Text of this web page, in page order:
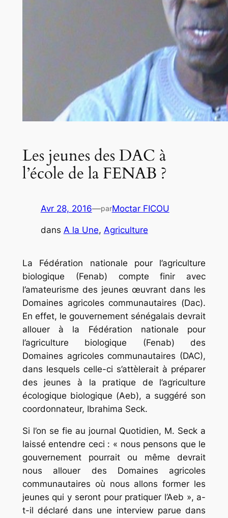
Les jeunes des DAC à
l’école de la FENAB ?
Avr 28, 2016—parMoctar FICOU
dans A la Une, Agriculture
La Fédération nationale pour l’agriculture
biologique (Fenab) compte finir avec
l’amateurisme des jeunes œuvrant dans les
Domaines agricoles communautaires (Dac).
En effet, le gouvernement sénégalais devrait
allouer à la Fédération nationale pour
l’agriculture biologique (Fenab) des
Domaines agricoles communautaires (DAC),
dans lesquels celle-ci s’attèlerait à préparer
des jeunes à la pratique de l’agriculture
écologique biologique (Aeb), a suggéré son
coordonnateur, Ibrahima Seck.
Si l’on se fie au journal Quotidien, M. Seck a
laissé entendre ceci : « nous pensons que le
gouvernement pourrait ou même devrait
nous allouer des Domaines agricoles
communautaires où nous allons former les
jeunes qui y seront pour pratiquer l’Aeb », a-
t-il déclaré dans une interview parue dans